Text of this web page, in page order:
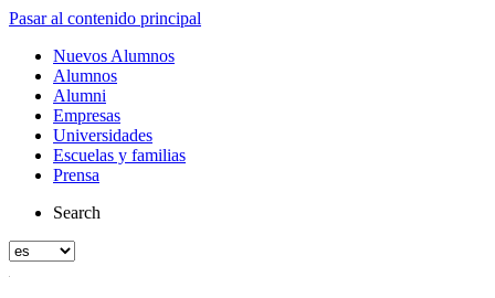
Pasar al contenido principal
Nuevos Alumnos
Alumnos
Alumni
Empresas
Universidades
Escuelas y familias
Prensa
Search